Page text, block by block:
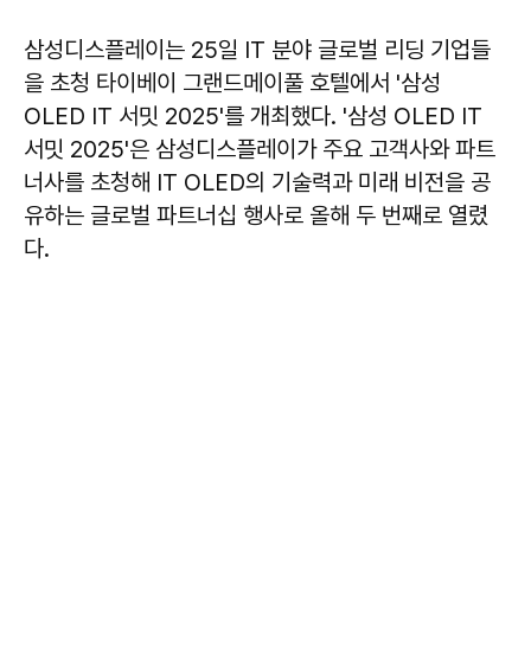
삼성디스플레이는 25일 IT 분야 글로벌 리딩 기업들
을 초청 타이베이 그랜드메이풀 호텔에서 '삼성
OLED IT 서밋 2025'를 개최했다. '삼성 OLED IT
서밋 2025'은 삼성디스플레이가 주요 고객사와 파트
너사를 초청해 IT OLED의 기술력과 미래 비전을 공
유하는 글로벌 파트너십 행사로 올해 두 번째로 열렸
다.